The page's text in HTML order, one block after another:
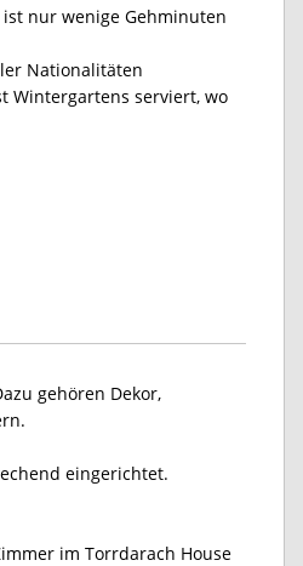
ist nur wenige Gehminuten
Nationalitäten
Wintergartens serviert, wo
gehören Dekor,
eingerichtet.
im Torrdarach House